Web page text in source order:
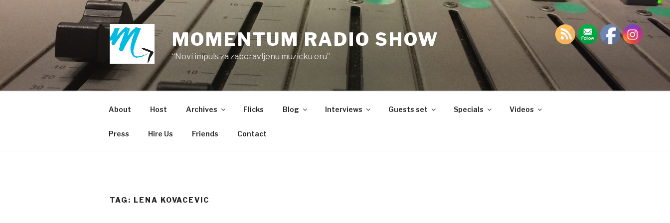
MOMENTUM RADIO SHOW
“Novi impuls za zaboravljenu muzicku eru”
About Host Archives Flicks Blog Interviews Guests set Specials Videos
Press Hire Us Friends Contact
TAG: LENA KOVACEVIC